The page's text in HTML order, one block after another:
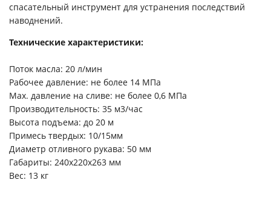
спасательный инструмент для устранения последствий
наводнений.
Технические характеристики:
Поток масла: 20 л/мин
Рабочее давление: не более 14 МПа
Max. давление на сливе: не более 0,6 МПа
Производительность: 35 м3/час
Высота подъема: до 20 м
Примесь твердых: 10/15мм
Диаметр отливного рукава: 50 мм
Габариты: 240х220х263 мм
Вес: 13 кг